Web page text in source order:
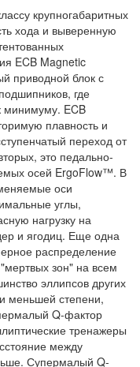
крупногабаритных
хода и выверенную
ECB Magnetic
приводной блок с
где
минимуму. ECB
плавность и
переход от
это педально-
осей ErgoFlow™. В
оси
углы,
нагрузку на
и ягодиц. Еще одна
распределение
зон" на всем
эллипсов других
меньшей степени,
Q-фактор
тренажеры
между
Супермалый Q-